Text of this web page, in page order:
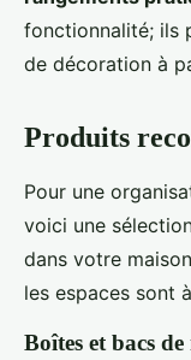
fonctionnalité; ils
de décoration à
Produits
Pour une
voici une
dans votre
les espaces sont
Boîtes et bacs